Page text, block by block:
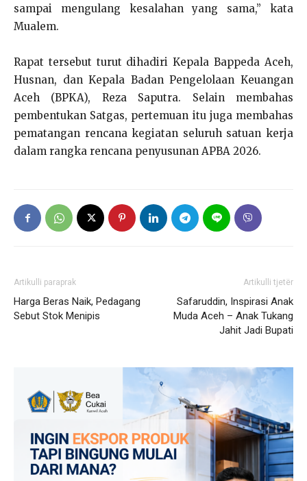
sampai mengulang kesalahan yang sama,” kata
Mualem.
Rapat tersebut turut dihadiri Kepala Bappeda Aceh,
Husnan, dan Kepala Badan Pengelolaan Keuangan
Aceh (BPKA), Reza Saputra. Selain membahas
pembentukan Satgas, pertemuan itu juga membahas
pematangan rencana kegiatan seluruh satuan kerja
dalam rangka rencana penyusunan APBA 2026.
Artikulli paraprak
Harga Beras Naik, Pedagang
Sebut Stok Menipis
Artikulli tjetër
Safaruddin, Inspirasi Anak
Muda Aceh – Anak Tukang
Jahit Jadi Bupati